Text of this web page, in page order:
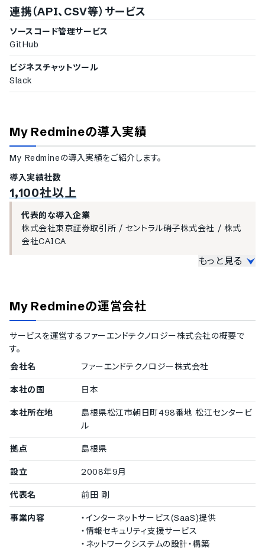
ドキュメント管理機能
ワークフロー機能
レポート作成機能
アクセス権限管理機能
Wikiでの情報共有
ファイル共有機能
Webhook（更新のリアルタイム通知）機能
連携（API、CSV等）サービス
ソースコード管理サービス
GitHub
ビジネスチャットツール
Slack
My Redmineの導入実績
My Redmineの導入実績をご紹介します。
導入実績社数
1,100社以上
代表的な導入企業
株式会社東京証券取引所 / セントラル硝子株式会社 / 株式
会社CAICA
1000名以上
アルコニックス株式会社/セントラル硝子株式会社
500〜999名
300〜499名
株式会社東京証券取引所/株式会社CAICA
中小企業の導入実績
従業員数20名〜300名未満の企業を中小企業としてご紹介してい
ます。
100〜299名
東京システムハウス株式会社
50〜99名
株式会社ITCS
20〜49名
アーティサン株式会社/ 株式会社ユウクリ / 株式会社ジュッ
もっと見る
My Redmineの運営会社
サービスを運営する ファーエンドテクノロジー株式会社の概要で
す。
会社名
ファーエンドテクノロジー株式会社
本社の国 日本
本社所在地
島根県松江市朝日町498番地 松江センタービ
ル
拠点 島根県
設立 2008年9月
代表名 前田 剛
事業内容
・インターネットサービス(SaaS)提供
・情報セキュリティ支援サービス
・ネットワークシステムの設計・構築